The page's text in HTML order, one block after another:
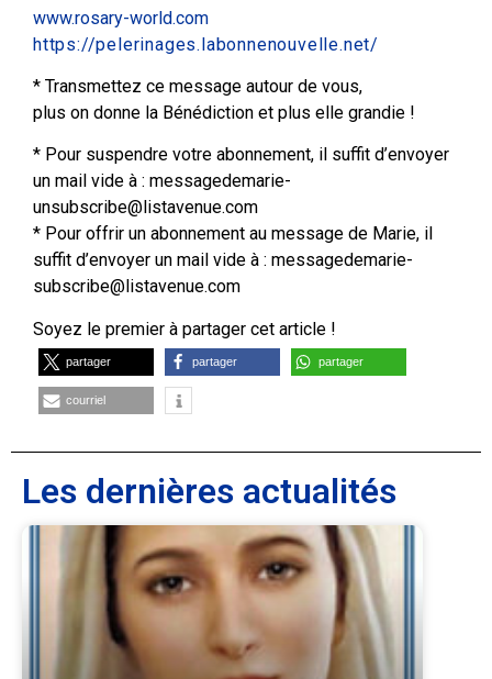
www.rosary-world.com
https://pelerinages.labonnenouvelle.net/
* Transmettez ce message autour de vous,
plus on donne la Bénédiction et plus elle grandie !
* Pour suspendre votre abonnement, il suffit d’envoyer
un mail vide à : messagedemarie-
unsubscribe@listavenue.com
* Pour offrir un abonnement au message de Marie, il
suffit d’envoyer un mail vide à : messagedemarie-
subscribe@listavenue.com
Soyez le premier à partager cet article !
partager partager partager
courriel
Les dernières actualités